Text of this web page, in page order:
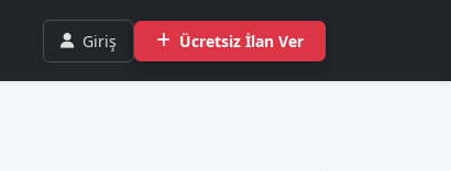
Giriş Ücretsiz İlan Ver